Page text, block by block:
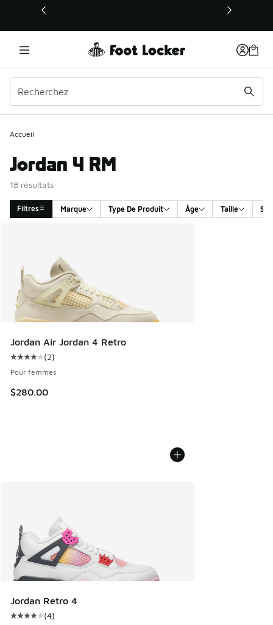
Ce lien s’ouvrira dans une nouvelle fenêtre
Accueil
Jordan 4 RM
18 résultats
Filtres Marque Type De Produit Âge Taille
Jordan Air Jordan 4 Retro
Cote moyenne du client - [4 sur 5 étoiles], 2 commentaires
(2)
Pour femmes
$280.00
Jordan Retro 4
Cote moyenne du client - [4 sur 5 étoiles], 4 commentaires
(4)